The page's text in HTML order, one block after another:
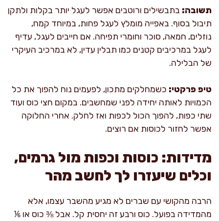
תשובה: בתבשילים ורוטבים אפשר לעגל יותר בקלות ולתקן
תיבול בסוף. באפייה מומלץ לעגל פחות, במיוחד קמח,
נוזלים, חמאה, סוכר וחומרי תפיחה. אם חייבים לעגל, עדיף
לעגל במרכיבים קטנים כמו תבלין עדין, לא במרכיב העיקרי
של הבלילה.
טיפ פרקטי: כשמחלקים מתכון, לפעמים נוח להפוך את כל
הכמויות לאותה יחידה לפני שמחשבים. במקום חצי כוס ועוד
שתי כפות, להפוך הכול לכפות ואז לחלק. אחרי החלוקה
אפשר לחזור לכוסות אם רוצים.
מדידות: כוסות וכפות מול גרמים,
וכלים שיעזרו לך לחשב מהר
הרבה מהקושי עם שברים לא מגיע מהשבר עצמו, אלא
מהמדידה בפועל. כוס ורבע זה יחסית קל. אבל ⅜ כוס או ⅙